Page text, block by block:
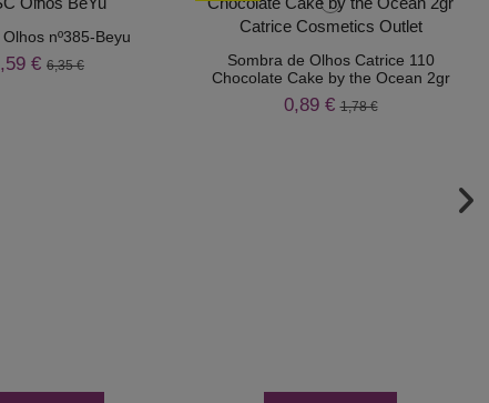
nº385-Beyu
€6,35 €
Sombra de Olhos Catrice 110
Chocolate Cake by the Ocean 2gr
0,89 €1,78 €